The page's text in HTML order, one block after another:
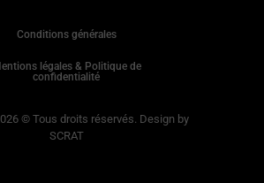
légales & Politique de
confidentialité
© Tous droits réservés. Design by
SCRAT
Conditions générales